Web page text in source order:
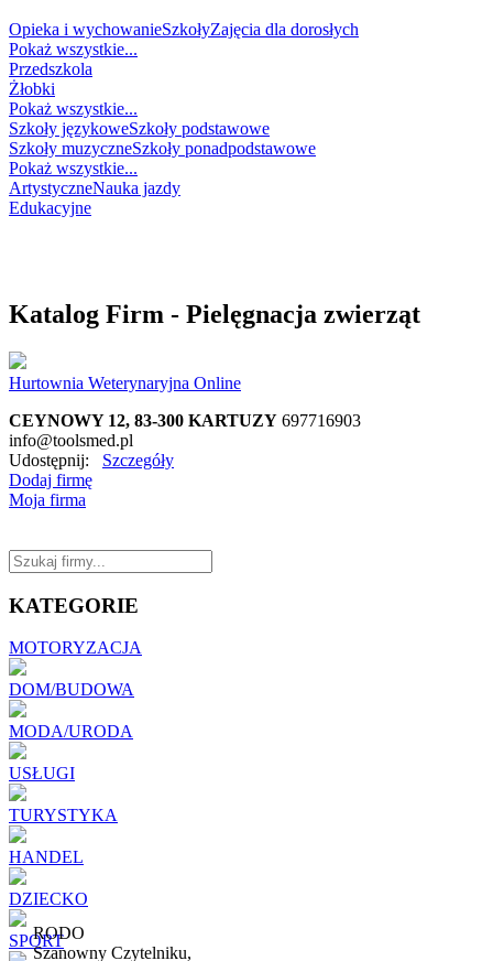
Opieka i wychowanieSzkołyZajęcia dla dorosłych
Pokaż wszystkie...
Przedszkola
Żłobki
Pokaż wszystkie...
Szkoły językoweSzkoły podstawowe
Szkoły muzyczneSzkoły ponadpodstawowe
Pokaż wszystkie...
ArtystyczneNauka jazdy
Edukacyjne
Katalog Firm - Pielęgnacja zwierząt
Hurtownia Weterynaryjna Online
CEYNOWY 12, 83-300 KARTUZY 697716903
info@toolsmed.pl
Udostępnij: Szczegóły
Dodaj firmę
Moja firma
KATEGORIE
MOTORYZACJA
DOM/BUDOWA
MODA/URODA
USŁUGI
TURYSTYKA
HANDEL
DZIECKO
SPORT
RODO
Szanowny Czytelniku,